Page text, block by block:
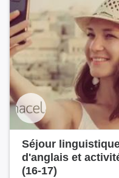
Séjour
d'anglais et
(16-17)